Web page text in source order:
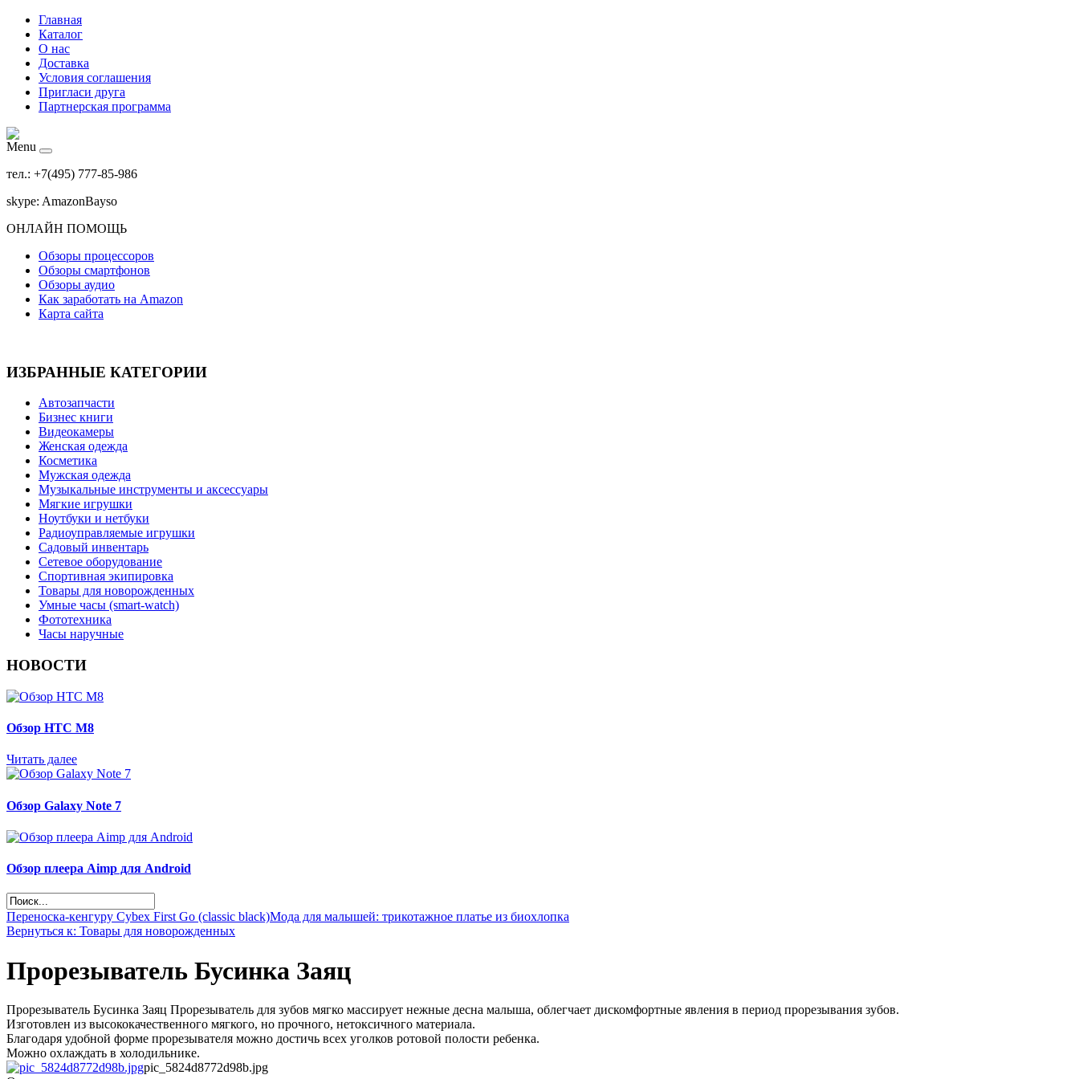
Главная
Каталог
О нас
Доставка
Условия соглашения
Пригласи друга
Партнерская программа
Menu
тел.: +7(495) 777-85-986
skype: AmazonBayso
ОНЛАЙН ПОМОЩЬ
Обзоры процессоров
Обзоры смартфонов
Обзоры аудио
Как заработать на Amazon
Карта сайта
ИЗБРАННЫЕ КАТЕГОРИИ
Автозапчасти
Бизнес книги
Видеокамеры
Женская одежда
Косметика
Мужская одежда
Музыкальные инструменты и аксессуары
Мягкие игрушки
Ноутбуки и нетбуки
Радиоуправляемые игрушки
Садовый инвентарь
Сетевое оборудование
Спортивная экипировка
Товары для новорожденных
Умные часы (smart-watch)
Фототехника
Часы наручные
НОВОСТИ
Обзор НТС М8
Читать далее
Обзор Galaxy Note 7
Обзор плеера Aimp для Android
Переноска-кенгуру Cybex First Go (classic black)Мода для малышей: трикотажное платье из биохлопка
Вернуться к: Товары для новорожденных
Прорезыватель Бусинка Заяц
Прорезыватель Бусинка Заяц Прорезыватель для зубов мягко массирует нежные десна малыша, облегчает дискомфортные явления в период прорезывания зубов.
Изготовлен из высококачественного мягкого, но прочного, нетоксичного материала.
Благодаря удобной форме прорезывателя можно достичь всех уголков ротовой полости ребенка.
Можно охлаждать в холодильнике.
pic_5824d8772d98b.jpg